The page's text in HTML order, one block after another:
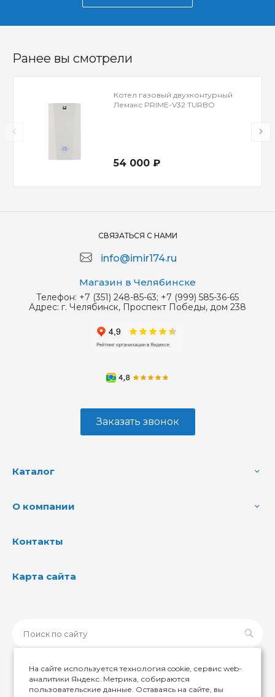
Ранее вы смотрели
Котел газовый двухконтурный
Лемакс PRIME-V32 TURBO
54 000 ₽
СВЯЗАТЬСЯ С НАМИ
info@imir174.ru
Магазин в Челябинске
Телефон: +7 (351) 248-85-63; +7 (999) 585-36-65
Адрес: г. Челябинск, Проспект Победы, дом 238
Заказать звонок
Каталог
О компании
Контакты
Карта сайта
На сайте используется технология cookie, сервис web-
аналитики Яндекс. Метрика, собираются
пользовательские данные. Оставаясь на сайте, вы